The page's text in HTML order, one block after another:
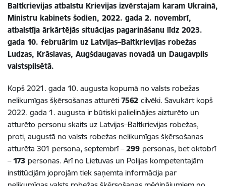
Baltkrievijas atbalstu Krievijas izvērstajam karam Ukrainā,
Ministru kabinets šodien, 2022. gada 2. novembrī,
atbalstīja ārkārtējās situācijas pagarināšanu līdz 2023.
gada 10. februārim uz Latvijas–Baltkrievijas robežas
Ludzas, Krāslavas, Augšdaugavas novadā un Daugavpils
valstspilsētā.
Kopš 2021. gada 10. augusta kopumā no valsts robežas
nelikumīgas šķērsošanas atturēti 7562 cilvēki. Savukārt kopš
2022. gada 1. augusta ir būtiski palielinājies aizturēto un
atturēto personu skaits uz Latvijas–Baltkrievijas robežas,
proti, augustā no valsts robežas nelikumīgas šķērsošanas
atturēta 301 persona, septembrī –299 personas, bet oktobrī
–173 personas. Arī no Lietuvas un Polijas kompetentajām
institūcijām joprojām tiek saņemta informācija par